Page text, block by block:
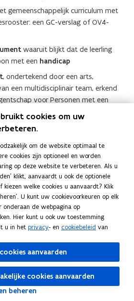
gemeenschappelijk curriculum met
een GC-verslag of OV4-
waaruit blijkt dat de leerling
met een handicap
, ondertekend door een arts,
een multidisciplinair team, erkend
voor Personen met een
(CLB)
op
cookies om uw
om de website optimaal te
cookies zijn optioneel en worden
op deze website te verbeteren. Als u
klikt, aanvaardt u ook de optionele
kiezen welke cookies u aanvaardt? Klik
U kunt uw cookievoorkeuren op elk
onderaan de webpagina op
Hier kunt u ook uw toestemming
u in het privacy- en cookiebeleid van
aanvaarden
cookies aanvaarden
beheren